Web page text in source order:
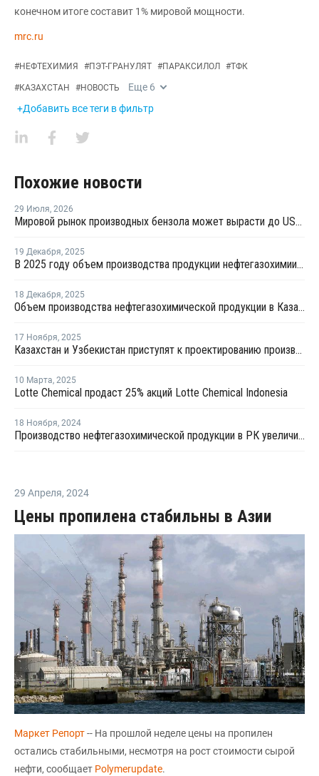
конечном итоге составит 1% мировой мощности.
mrc.ru
#НЕФТЕХИМИЯ #ПЭТ-ГРАНУЛЯТ #ПАРАКСИЛОЛ #ТФК
#КАЗАХСТАН #НОВОСТЬ Еще 6
+Добавить все теги в фильтр
Похожие новости
29 Июля, 2026
Мировой рынок производных бензола может вырасти до USD69,3 млрд к 2032 году за счет спроса на стирольные полимеры
19 Декабря, 2025
В 2025 году объем производства продукции нефтегазохимии в Казахстане вырос на 12%
18 Декабря, 2025
Объем производства нефтегазохимической продукции в Казахстане увеличился на 12%
17 Ноября, 2025
Казахстан и Узбекистан приступят к проектированию производства линейного алкилбензола
10 Марта, 2025
Lotte Chemical продаст 25% акций Lotte Chemical Indonesia
18 Ноября, 2024
Производство нефтегазохимической продукции в РК увеличилось на 171,2%
29 Апреля, 2024
Цены пропилена стабильны в Азии
Маркет Репорт-- На прошлой неделе цены на пропилен
остались стабильными, несмотря на рост стоимости сырой
нефти, сообщает Polymerupdate.